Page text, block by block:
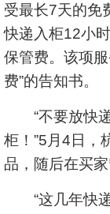
受最长7天的免
快递入柜12小
保管费。该项
费”的告知书。
“不要放快递
柜！”5月4日，
品，随后在买
“这几年快递